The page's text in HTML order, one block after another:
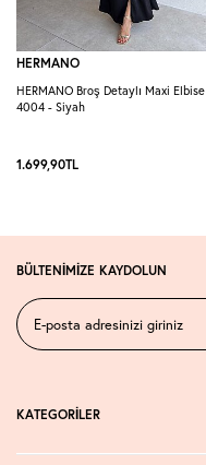
HERMANO
HERMANO Broş Detaylı Maxi Elbise
4004 - Siyah
1.699,90TL
BÜLTENİMİZE KAYDOLUN
KATEGORİLER